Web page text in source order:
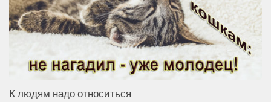
К людям надо относиться…